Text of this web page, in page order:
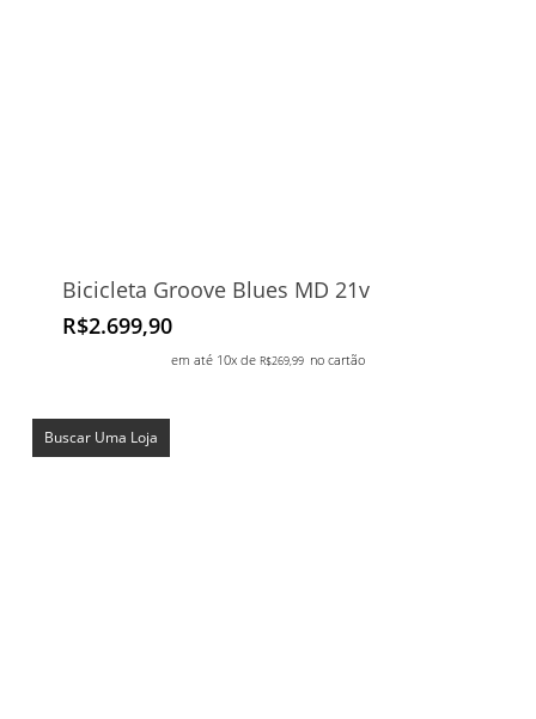
Bicicleta Groove Blues MD 21v
R$2.699,90
em até 10x de R$269,99 no cartão
Buscar Uma Loja